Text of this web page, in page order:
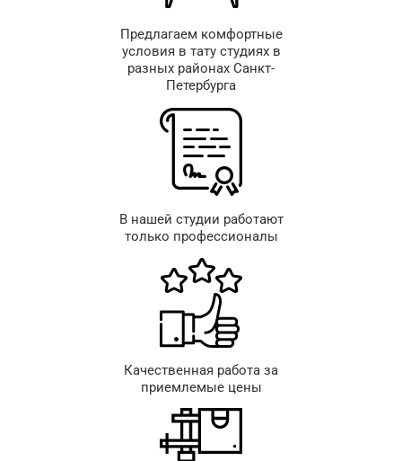
Предлагаем комфортные
условия в тату студиях в
разных районах Санкт-
Петербурга
В нашей студии работают
только профессионалы
Качественная работа за
приемлемые цены